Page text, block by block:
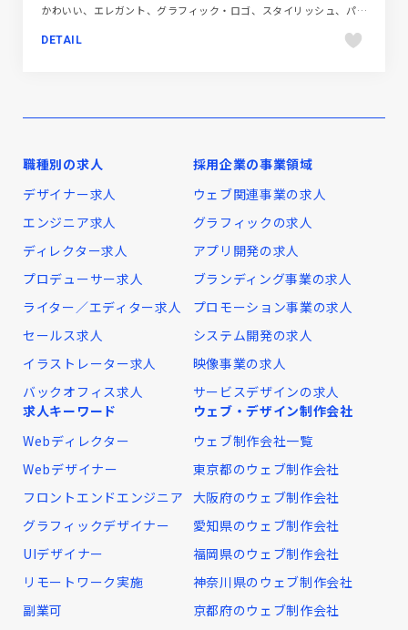
かわいい、エレガント、グラフィック・ロゴ、スタイリッシュ、パープル系、ピンク系、ホワイト系、飲料・食品
DETAIL
職種別の求人
デザイナー求人
エンジニア求人
ディレクター求人
プロデューサー求人
ライター／エディター求人
セールス求人
イラストレーター求人
バックオフィス求人
採用企業の事業領域
ウェブ関連事業の求人
グラフィックの求人
アプリ開発の求人
ブランディング事業の求人
プロモーション事業の求人
システム開発の求人
映像事業の求人
サービスデザインの求人
求人キーワード
Webディレクター
Webデザイナー
フロントエンドエンジニア
グラフィックデザイナー
UIデザイナー
リモートワーク実施
副業可
ウェブ・デザイン制作会社
ウェブ制作会社一覧
東京都のウェブ制作会社
大阪府のウェブ制作会社
愛知県のウェブ制作会社
福岡県のウェブ制作会社
神奈川県のウェブ制作会社
京都府のウェブ制作会社